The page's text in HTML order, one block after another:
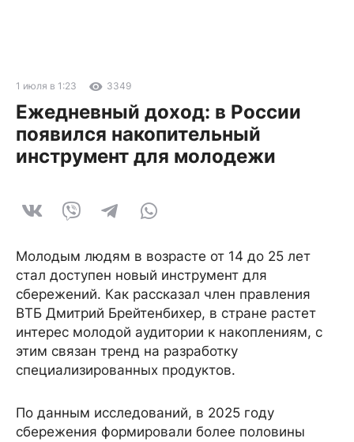
1 июля в 1:23 3349
Ежедневный доход: в России
появился накопительный
инструмент для молодежи
Молодым людям в возрасте от 14 до 25 лет
стал доступен новый инструмент для
сбережений. Как рассказал член правления
ВТБ Дмитрий Брейтенбихер, в стране растет
интерес молодой аудитории к накоплениям, с
этим связан тренд на разработку
специализированных продуктов.
По данным исследований, в 2025 году
сбережения формировали более половины